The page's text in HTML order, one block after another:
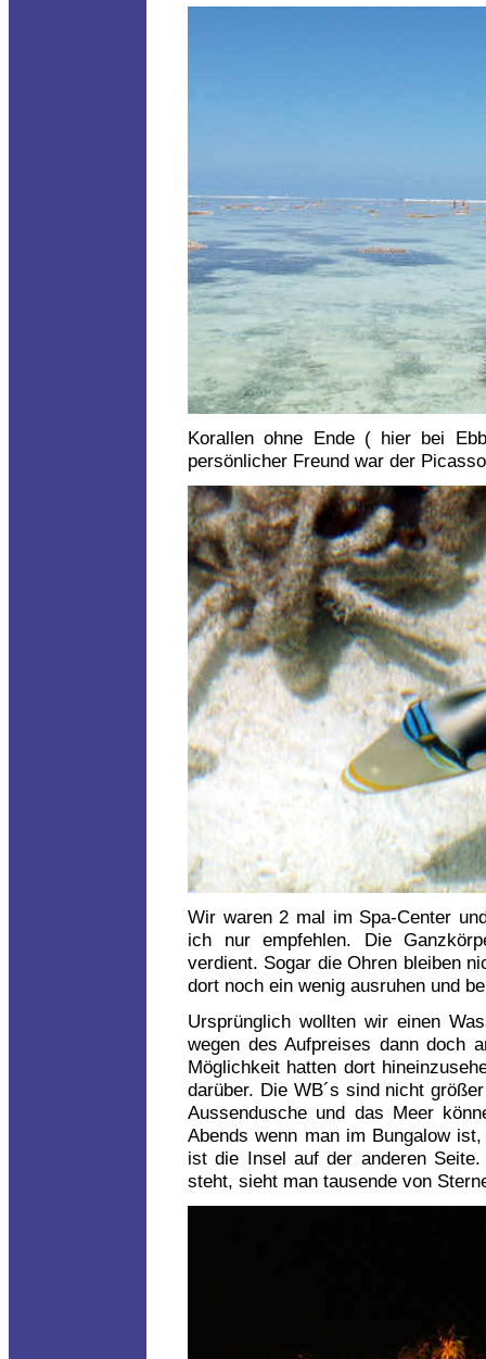
Korallen ohne Ende ( hier bei
persönlicher Freund war der
Wir waren 2 mal im Spa-Center
ich nur empfehlen. Die
verdient. Sogar die Ohren bleiben
dort noch ein wenig ausruhen und
Ursprünglich wollten wir einen
wegen des Aufpreises dann doch
Möglichkeit hatten dort
darüber. Die WB´s sind nicht
Aussendusche und das Meer
Abends wenn man im Bungalow
ist die Insel auf der anderen
steht, sieht man tausende von